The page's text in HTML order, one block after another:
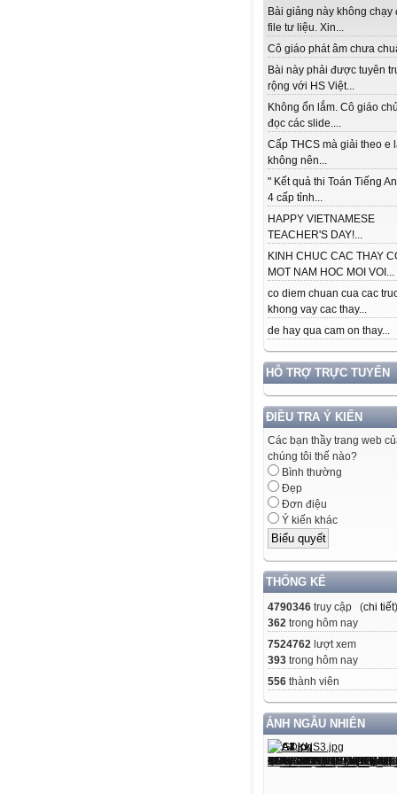
Bài giảng này không chạy
file tư liệu. Xin...
Cô giáo phát âm chưa
Bài này phải được tuyên
rộng với HS Việt...
Không ổn lắm. Cô giáo
đọc các slide....
Cấp THCS mà giải theo e
không nên...
" Kết quả thi Toán Tiếng
4 cấp tỉnh...
HAPPY VIETNAMESE
TEACHER'S DAY!...
KINH CHUC CAC THAY
MOT NAM HOC MOI VOI...
co diem chuan cua cac
khong vay cac thay...
de hay qua cam on thay...
HỖ TRỢ TRỰC TUYẾN
ĐIỀU TRA Ý KIẾN
Các bạn thầy trang web
chúng tôi thế nào?
Bình thường
Đẹp
Đơn điệu
Ý kiến khác
THỐNG KÊ
4790346 truy cập (chi tiết)
362 trong hôm nay
7524762 lượt xem
393 trong hôm nay
556 thành viên
ẢNH NGẪU NHIÊN